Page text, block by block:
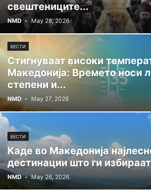
свештениците...
NMD - May 28, 2026
ВЕСТИ
Стигнуваат високи
Македонија: Времето носи
степени и...
NMD - May 27, 2026
ВЕСТИ
Каде во Македонија
дестинации што ги
NMD - May 26, 2026